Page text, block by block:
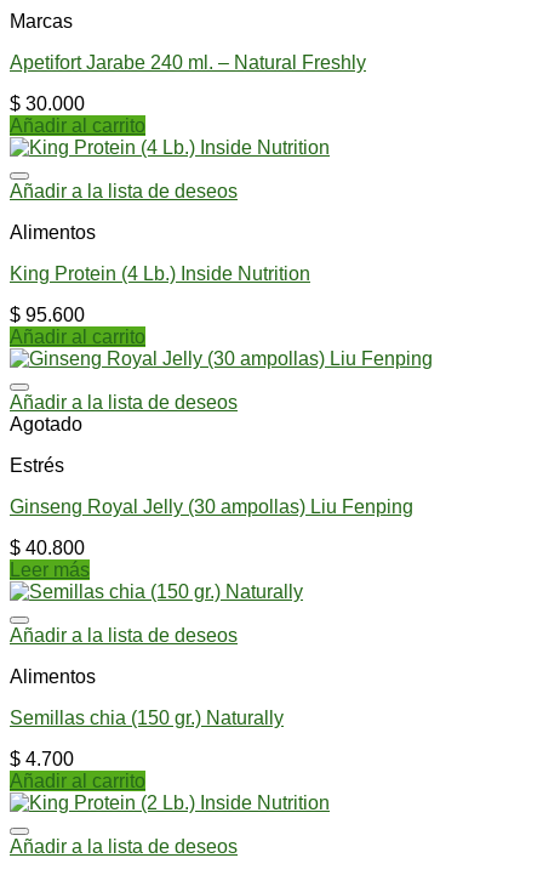
Marcas
Apetifort Jarabe 240 ml. – Natural Freshly
$ 30.000
Añadir al carrito
Añadir a la lista de deseos
Alimentos
King Protein (4 Lb.) Inside Nutrition
$ 95.600
Añadir al carrito
Añadir a la lista de deseos
Agotado
Estrés
Ginseng Royal Jelly (30 ampollas) Liu Fenping
$ 40.800
Leer más
Añadir a la lista de deseos
Alimentos
Semillas chia (150 gr.) Naturally
$ 4.700
Añadir al carrito
Añadir a la lista de deseos